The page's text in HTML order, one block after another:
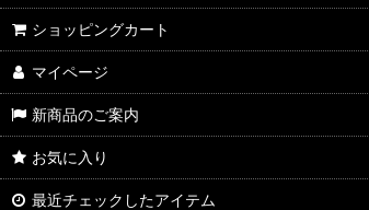
ジンギスカン
カルビ
ホルモン
ショッピングカート
マイページ
新商品のご案内
お気に入り
最近チェックしたアイテム